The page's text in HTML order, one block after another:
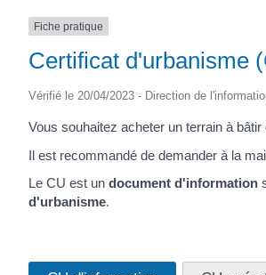
Fiche pratique
Certificat d'urbanisme
Vérifié le 20/04/2023 - Direction de
Vous souhaitez acheter un terrain à
Il est recommandé de demander à la
Le CU est un document d'information
d'urbanisme.